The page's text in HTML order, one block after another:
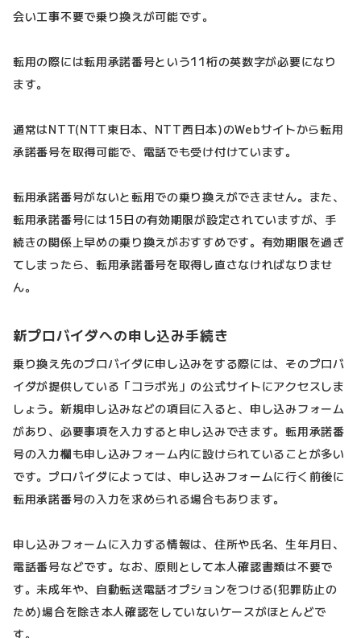
会い工事不要で乗り換えが可能です。
転用の際には転用承諾番号という11桁の英数字が必要になり
ます。
通常はNTT(NTT東日本、NTT西日本)のWebサイトから転用
承諾番号を取得可能で、電話でも受け付けています。
転用承諾番号がないと転用での乗り換えができません。また、
転用承諾番号には15日の有効期限が設定されていますが、手
続きの関係上早めの乗り換えがおすすめです。有効期限を過ぎ
てしまったら、転用承諾番号を取得し直さなければなりませ
ん。
新プロバイダへの申し込み手続き
乗り換え先のプロバイダに申し込みをする際には、そのプロバ
イダが提供している「コラボ光」の公式サイトにアクセスしま
しょう。新規申し込みなどの項目に入ると、申し込みフォーム
があり、必要事項を入力すると申し込みできます。転用承諾番
号の入力欄も申し込みフォーム内に設けられていることが多い
です。プロバイダによっては、申し込みフォームに行く前後に
転用承諾番号の入力を求められる場合もあります。
申し込みフォームに入力する情報は、住所や氏名、生年月日、
電話番号などです。なお、原則として本人確認書類は不要で
す。未成年や、自動転送電話オプションをつける(犯罪防止の
ため)場合を除き本人確認をしていないケースがほとんどで
す。